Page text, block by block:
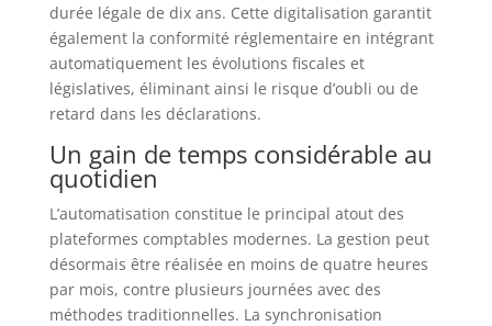
durée légale de dix ans. Cette digitalisation garantit
également la conformité réglementaire en intégrant
automatiquement les évolutions fiscales et
législatives, éliminant ainsi le risque d’oubli ou de
retard dans les déclarations.
Un gain de temps considérable au
quotidien
L’automatisation constitue le principal atout des
plateformes comptables modernes. La gestion peut
désormais être réalisée en moins de quatre heures
par mois, contre plusieurs journées avec des
méthodes traditionnelles. La synchronisation